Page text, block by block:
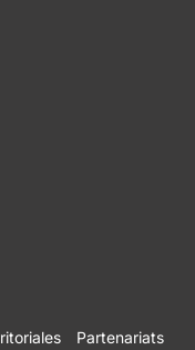
Partenariats